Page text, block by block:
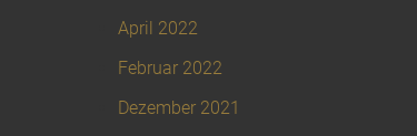
April 2022
Februar 2022
Dezember 2021